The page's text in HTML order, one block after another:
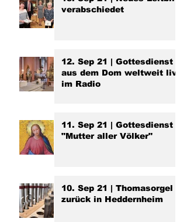
verabschiedet
12. Sep 21 | Gottesdienst
aus dem Dom weltweit live
im Radio
11. Sep 21 | Gottesdienst
"Mutter aller Völker"
10. Sep 21 | Thomasorgel
zurück in Heddernheim